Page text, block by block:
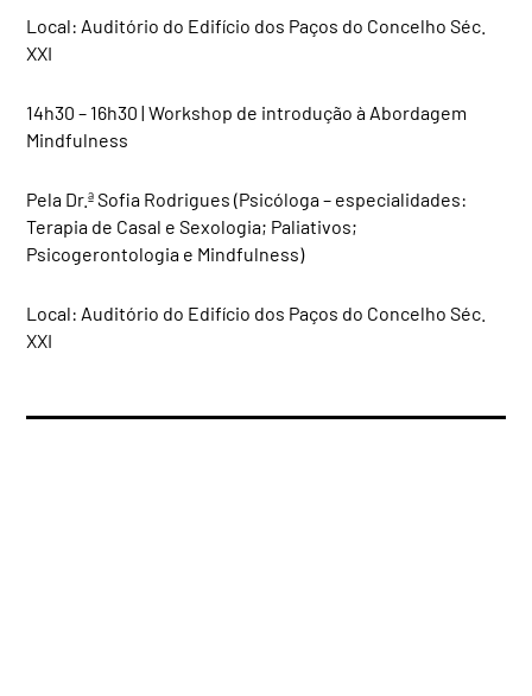
Local: Auditório do Edifício dos Paços do Concelho Séc.
XXI
14h30 – 16h30 | Workshop de introdução à Abordagem
Mindfulness
Pela Dr.ª Sofia Rodrigues (Psicóloga – especialidades:
Terapia de Casal e Sexologia; Paliativos;
Psicogerontologia e Mindfulness)
Local: Auditório do Edifício dos Paços do Concelho Séc.
XXI